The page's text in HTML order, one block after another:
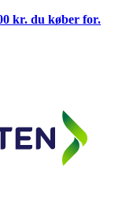
kr. du køber for.